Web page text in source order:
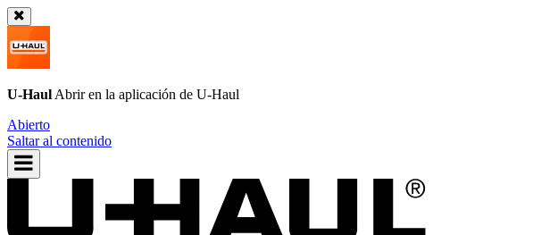
U-Haul Abrir en la aplicación de U-Haul
Abierto
Saltar al contenido